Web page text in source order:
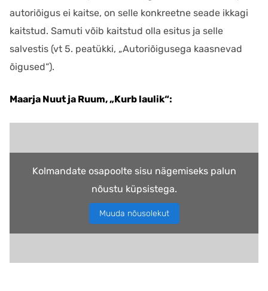
autoriõigus ei kaitse, on selle konkreetne seade ikkagi
kaitstud. Samuti võib kaitstud olla esitus ja selle
salvestis (vt 5. peatükki, „Autoriõigusega kaasnevad
õigused“).
Maarja Nuut ja Ruum, „Kurb laulik“:
Kolmandate osapoolte sisu nägemiseks palun
nõustu küpsistega.
Muuda nõusolekut